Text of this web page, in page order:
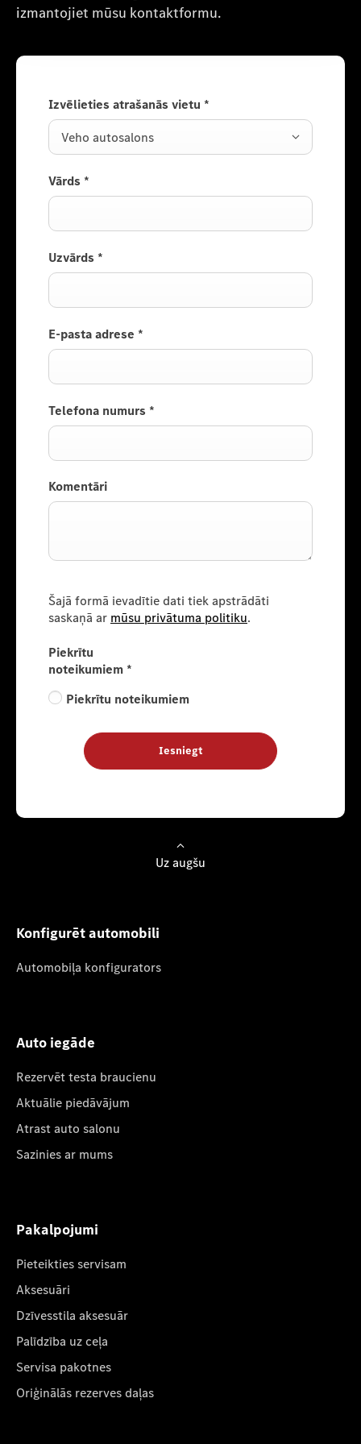
izmantojiet mūsu kontaktformu.
Izvēlieties atrašanās vietu *
Veho autosalons
Vārds *
Uzvārds *
E-pasta adrese *
Telefona numurs *
Komentāri
Šajā formā ievadītie dati tiek apstrādāti
saskaņā ar mūsu privātuma politiku.
Piekrītu
noteikumiem *
Piekrītu noteikumiem
Iesniegt
Uz augšu
Konfigurēt automobili
Automobiļa konfigurators
Auto iegāde
Rezervēt testa braucienu
Aktuālie piedāvājum
Atrast auto salonu
Sazinies ar mums
Pakalpojumi
Pieteikties servisam
Aksesuāri
Dzīvesstila aksesuār
Palīdzība uz ceļa
Servisa pakotnes
Oriģinālās rezerves daļas